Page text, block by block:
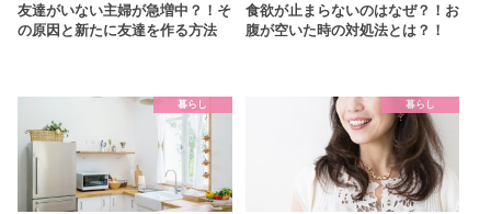
友達がいない主婦が急増中？！そ
の原因と新たに友達を作る方法
食欲が止まらないのはなぜ？！お
腹が空いた時の対処法とは？！
暮らし 暮らし